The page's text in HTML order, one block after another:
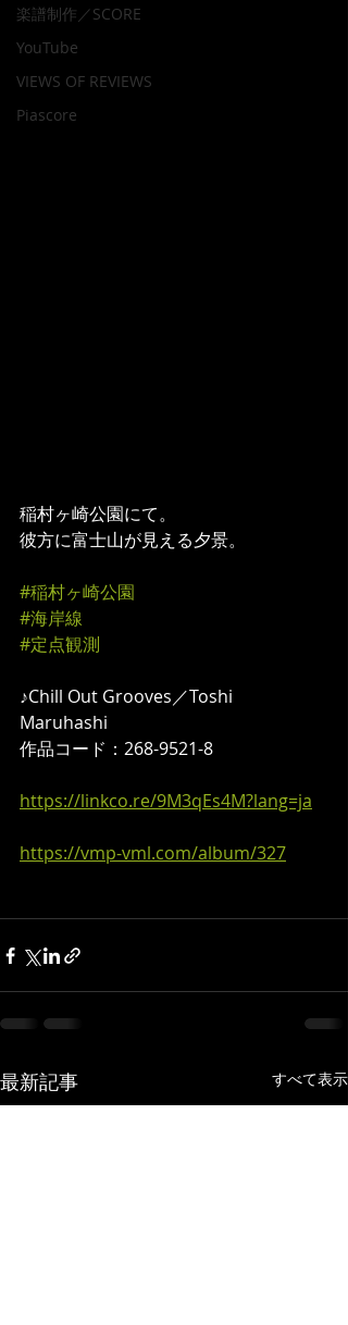
楽譜制作／SCORE
YouTube
VIEWS OF REVIEWS
Piascore
稲村ヶ崎公園にて。
彼方に富士山が見える夕景。
#稲村ヶ崎公園
#海岸線
#定点観測
♪Chill Out Grooves／Toshi
Maruhashi
作品コード：268-9521-8
https://linkco.re/9M3qEs4M?lang=ja
https://vmp-vml.com/album/327
最新記事 すべて表示